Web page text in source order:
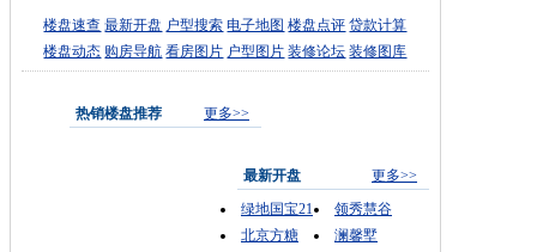
楼盘速查 最新开盘 户型搜索 电子地图 楼盘点评 贷款计算
楼盘动态 购房导航 看房图片 户型图片 装修论坛 装修图库
热销楼盘推荐 更多>>
最新开盘
更多>>
绿地国宝21
领秀慧谷
北京方糖
澜馨墅